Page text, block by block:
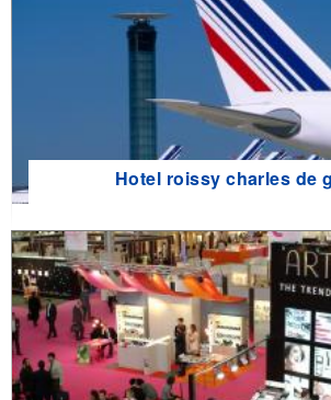
Hotel roissy charles de